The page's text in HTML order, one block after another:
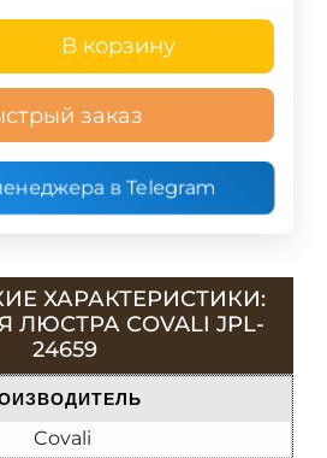
В корзину
заказ
в Telegram
ХАРАКТЕРИСТИКИ:
ЛЮСТРА COVALI JPL-
24659
Covali